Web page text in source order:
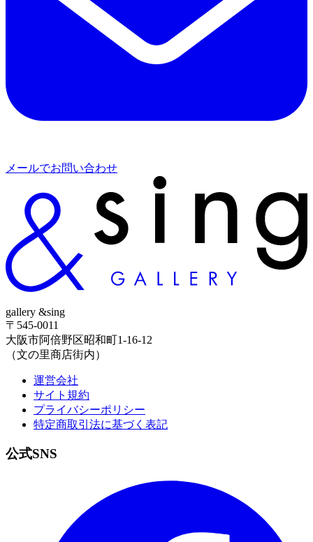
メールでお問い合わせ
gallery &sing
〒545-0011
大阪市阿倍野区昭和町1-16-12
（文の里商店街内）
運営会社
サイト規約
プライバシーポリシー
特定商取引法に基づく表記
公式SNS